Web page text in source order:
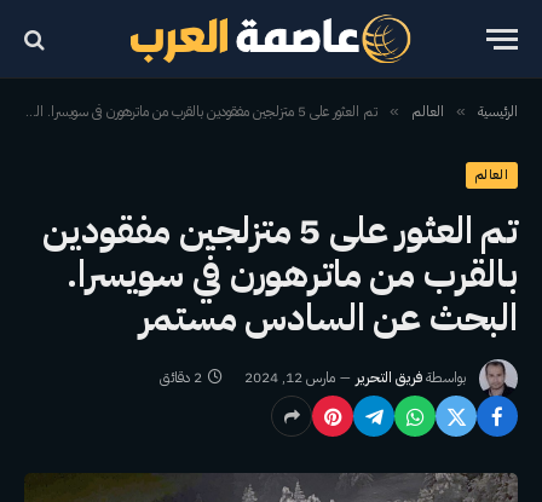
الرئيسية » العالم » تم العثور على 5 متزلجين مفقودين بالقرب من ماترهورن في سويسرا. البحث عن السادس مستمر
العالم
تم العثور على 5 متزلجين مفقودين
بالقرب من ماترهورن في سويسرا.
البحث عن السادس مستمر
بواسطةفريق التحرير مارس 12, 2024 2 دقائق